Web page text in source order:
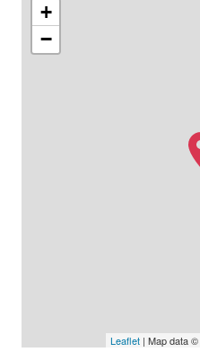
+
−
Leaflet| Map data ©